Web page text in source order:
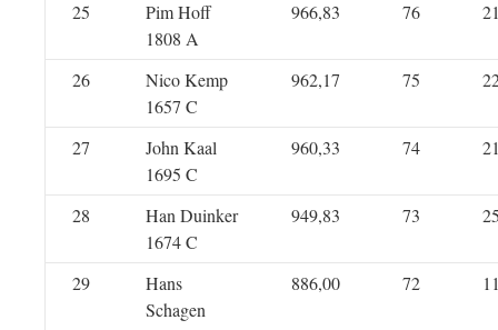
25
Pim Hoff
1808 A
966,83 76
26
Nico Kemp
1657 C
962,17 75
27
John Kaal
1695 C
960,33 74
28
Han Duinker
1674 C
949,83 73
29
Hans
Schagen
886,00 72